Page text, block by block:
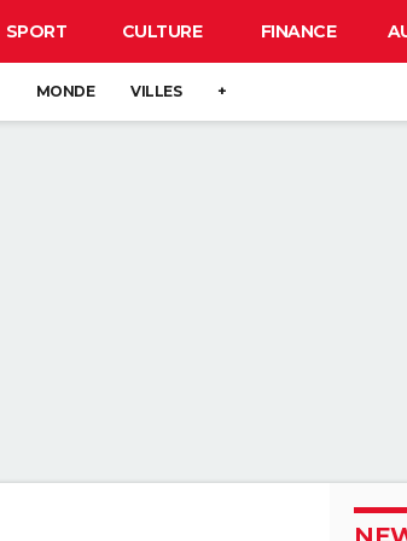
SPORT CULTURE FINANCE
MONDE VILLES +